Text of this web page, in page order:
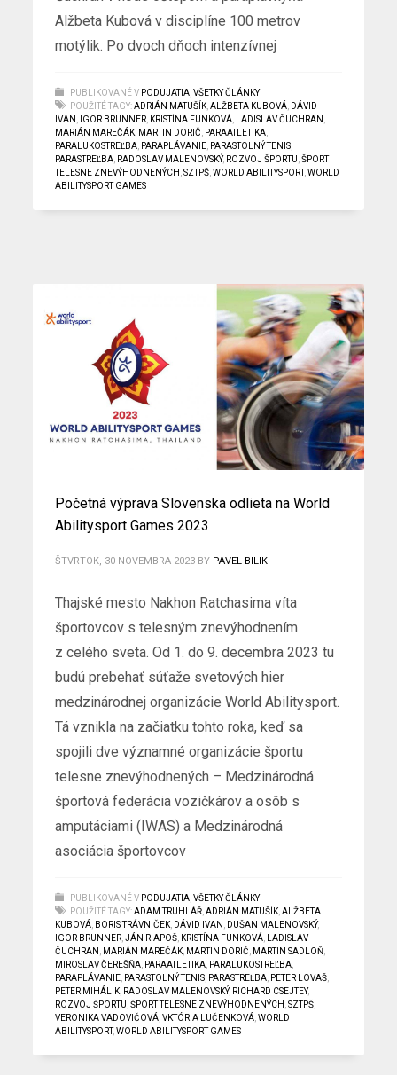
Alžbeta Kubová v disciplíne 100 metrov
motýlik. Po dvoch dňoch intenzívnej
PUBLIKOVANÉ V PODUJATIA ,VŠETKY ČLÁNKY
POUŽITÉ TAGY: ADRIÁN MATUŠÍK ,ALŽBETA KUBOVÁ DÁVID
IVAN
IGOR BRUNNER KRISTÍNA FUNKOVÁ LADISLAV ČUCHRAN
MARIÁN MAREČÁK MARTIN DORIČ PARAATLETIKA
PARALUKOSTREĽBA PARAPLÁVANIE PARASTOLNÝ TENIS
PARASTREĽBA RADOSLAV MALENOVSKÝ, ROZVOJ ŠPORTU ,ŠPORT
TELESNE ZNEVÝHODNENÝCH ,SZTPŠ ,WORLD ABILITYSPORT,WORLD
ABILITYSPORT GAMES
Početná výprava Slovenska odlieta na World
Abilitysport Games 2023
ŠTVRTOK, 30 NOVEMBRA 2023 BY PAVEL BILIK
Thajské mesto Nakhon Ratchasima víta
športovcov s telesným znevýhodnením
z celého sveta. Od 1. do 9. decembra 2023 tu
budú prebehať súťaže svetových hier
medzinárodnej organizácie World Abilitysport.
Tá vznikla na začiatku tohto roka, keď sa
spojili dve významné organizácie športu
telesne znevýhodnených – Medzinárodná
športová federácia vozičkárov a osôb s
amputáciami (IWAS) a Medzinárodná
asociácia športovcov
PUBLIKOVANÉ V PODUJATIA ,VŠETKY ČLÁNKY
POUŽITÉ TAGY: ADAM TRUHLÁŘ ,ADRIÁN MATUŠÍK ,ALŽBETA
KUBOVÁ BORIS TRÁVNIČEK DÁVID IVAN DUŠAN MALENOVSKÝ,
IGOR BRUNNER ,JÁN RIAPOŠ KRISTÍNA FUNKOVÁ
LADISLAV
ČUCHRAN
MARIÁN MAREČÁK MARTIN DORIČ MARTIN SADLOŇ
MIROSLAV ČEREŠŇA PARAATLETIKA PARALUKOSTREĽBA
PARAPLÁVANIE PARASTOLNÝ TENIS PARASTREĽBA PETER LOVAŠ
PETER MIHÁLIK RADOSLAV MALENOVSKÝ, RICHARD CSEJTEY,
ROZVOJ ŠPORTU ,ŠPORT TELESNE ZNEVÝHODNENÝCH ,SZTPŠ
VERONIKA VADOVIČOVÁ ,VKTÓRIA LUČENKOVÁ ,WORLD
ABILITYSPORT,WORLD ABILITYSPORT GAMES